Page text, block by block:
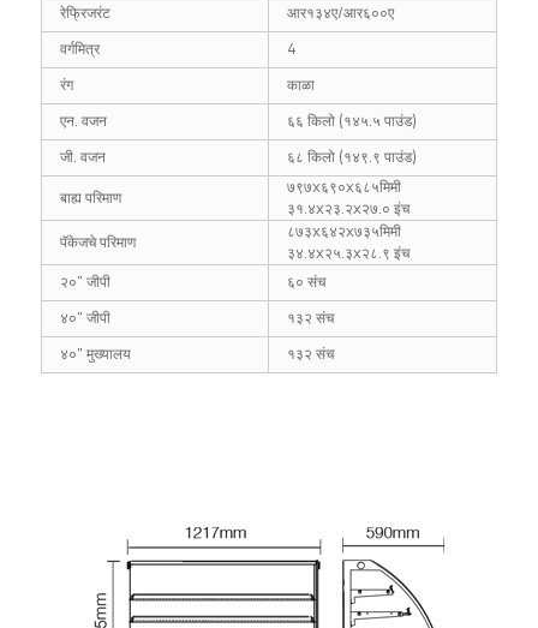
रेफ्रिजरंट
आर१३४ए/आर६००ए
वर्गमित्र
4
रंग
काळा
एन. वजन
६६ किलो (१४५.५ पाउंड)
जी. वजन
६८ किलो (१४९.९ पाउंड)
बाह्य परिमाण
७९७x६९०x६८५मिमी
३१.४x२३.२x२७.० इंच
पॅकेजचे परिमाण
८७३x६४२x७३५मिमी
३४.४x२५.३x२८.९ इंच
२०" जीपी
६० संच
४०" जीपी
१३२ संच
४०" मुख्यालय
१३२ संच